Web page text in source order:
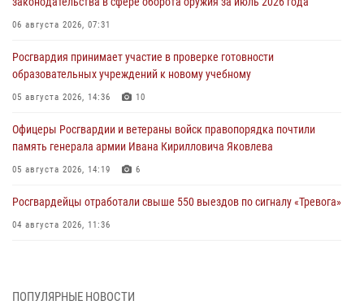
06 августа 2026, 07:31
Росгвардия принимает участие в проверке готовности
образовательных учреждений к новому учебному
05 августа 2026, 14:36 10
Офицеры Росгвардии и ветераны войск правопорядка почтили
память генерала армии Ивана Кирилловича Яковлева
05 августа 2026, 14:19 6
Росгвардейцы отработали свыше 550 выездов по сигналу «Тревога»
04 августа 2026, 11:36
04 августа 2026, 09:05
ПОПУЛЯРНЫЕ НОВОСТИ